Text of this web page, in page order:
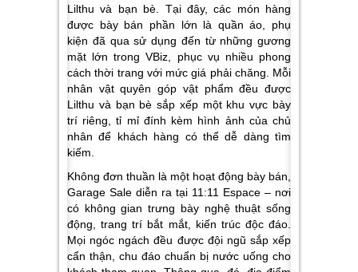
Lilthu và bạn bè. Tại đây, các món hàng
được bày bán phần lớn là quần áo, phụ
kiện đã qua sử dụng đến từ những gương
mặt lớn trong VBiz, phục vụ nhiều phong
cách thời trang với mức giá phải chăng. Mỗi
nhân vật quyên góp vật phẩm đều được
Lilthu và bạn bè sắp xếp một khu vực bày
trí riêng, tỉ mỉ đính kèm hình ảnh của chủ
nhân để khách hàng có thể dễ dàng tìm
kiếm.
Không đơn thuần là một hoạt động bày bán,
Garage Sale diễn ra tại 11:11 Espace – nơi
có không gian trưng bày nghệ thuật sống
động, trang trí bắt mắt, kiến trúc độc đáo.
Mọi ngóc ngách đều được đội ngũ sắp xếp
cẩn thận, chu đáo chuẩn bị nước uống cho